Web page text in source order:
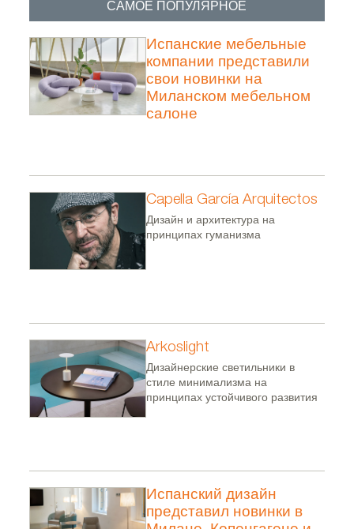
САМОЕ ПОПУЛЯРНОЕ
Испанские мебельные
компании представили
свои новинки на
Миланском мебельном
салоне
Capella García Arquitectos
Дизайн и архитектура на
принципах гуманизма
Arkoslight
Дизайнерские светильники в
стиле минимализма на
принципах устойчивого развития
Испанский дизайн
представил новинки в